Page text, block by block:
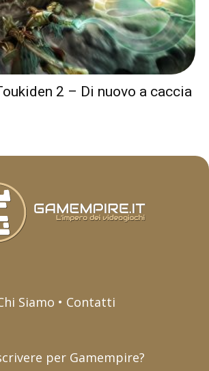
2 – Di nuovo a caccia
Siamo • Contatti
per Gamempire?